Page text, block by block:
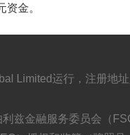
金。
Limited运行，注册地
兹金融服务委员会（